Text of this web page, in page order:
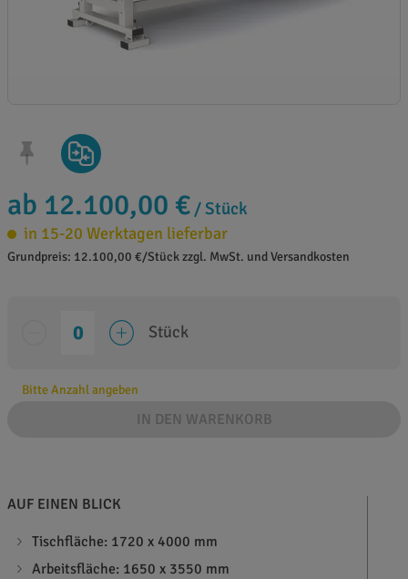
ab 12.100,00 € / Stück
in 15-20 Werktagen lieferbar
Grundpreis: 12.100,00 €/Stück zzgl. MwSt. und Versandkosten
Stück
Bitte Anzahl angeben
IN DEN WARENKORB
AUF EINEN BLICK
Tischfläche: 1720 x 4000 mm
Arbeitsfläche: 1650 x 3550 mm